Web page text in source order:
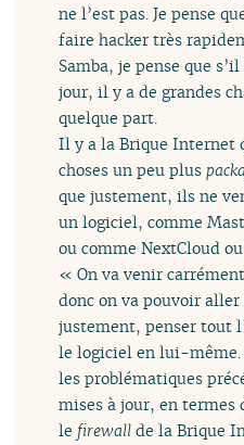
ne l’est pas. Je pense
faire hacker très
Samba, je pense que
jour, il y a de grandes
quelque part.
Il y a la Brique Internet
choses un peu plus
que justement, ils ne
un logiciel, comme
ou comme NextCloud
« On va venir
donc on va pouvoir
justement, penser tout
le logiciel en lui-même.
les problématiques
mises à jour, en termes
le firewall de la Brique